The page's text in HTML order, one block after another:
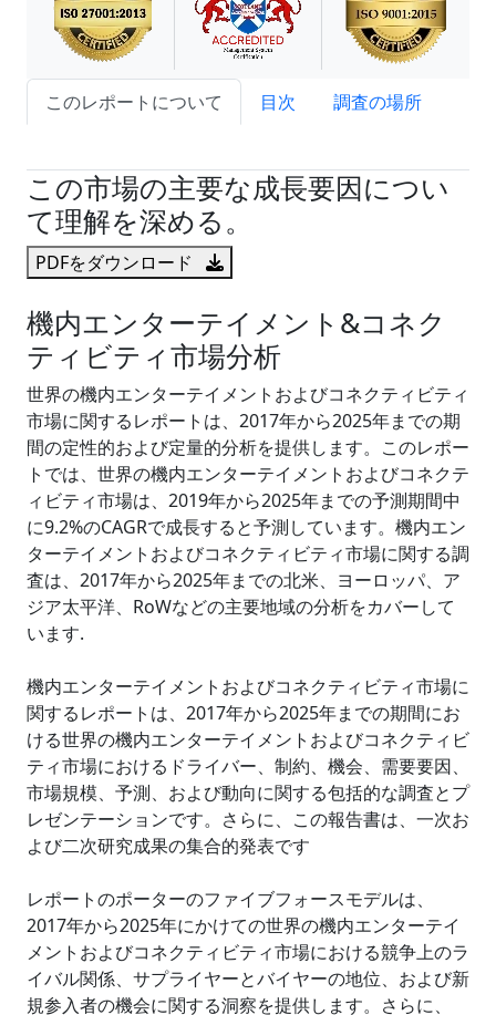
このレポートについて 目次
調査の場所
この市場の主要な成長要因につい
て理解を深める。
PDFをダウンロード
機内エンターテイメント&コネク
ティビティ市場分析
世界の機内エンターテイメントおよびコネクティビティ
市場に関するレポートは、2017年から2025年までの期
間の定性的および定量的分析を提供します。このレポー
トでは、世界の機内エンターテイメントおよびコネクテ
ィビティ市場は、2019年から2025年までの予測期間中
に9.2%のCAGRで成長すると予測しています。機内エン
ターテイメントおよびコネクティビティ市場に関する調
査は、2017年から2025年までの北米、ヨーロッパ、ア
ジア太平洋、RoWなどの主要地域の分析をカバーして
います.
機内エンターテイメントおよびコネクティビティ市場に
関するレポートは、2017年から2025年までの期間にお
ける世界の機内エンターテイメントおよびコネクティビ
ティ市場におけるドライバー、制約、機会、需要要因、
市場規模、予測、および動向に関する包括的な調査とプ
レゼンテーションです。さらに、この報告書は、一次お
よび二次研究成果の集合的発表です
レポートのポーターのファイブフォースモデルは、
2017年から2025年にかけての世界の機内エンターテイ
メントおよびコネクティビティ市場における競争上のラ
イバル関係、サプライヤーとバイヤーの地位、および新
規参入者の機会に関する洞察を提供します。さらに、